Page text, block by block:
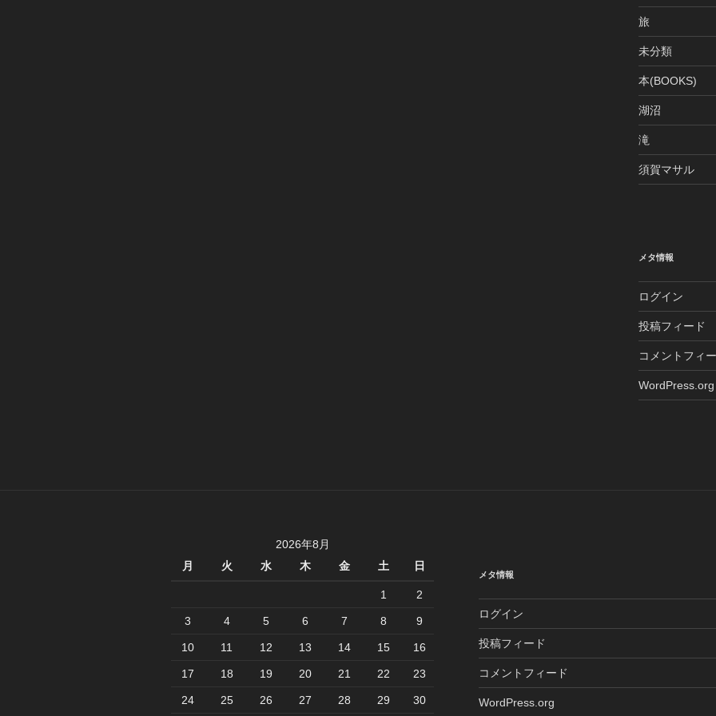
旅
未分類
本(BOOKS)
湖沼
滝
須賀マサル
メタ情報
ログイン
投稿フィード
コメントフィ
WordPress.org
2026年8月
月
火 水 木 金 土 日
1 2
3 4 5 6 7 8 9
10 11 12 13 14 15 16
17 18 19 20 21 22 23
24 25 26 27 28 29 30
メタ情報
ログイン
投稿フィード
コメントフィード
WordPress.org